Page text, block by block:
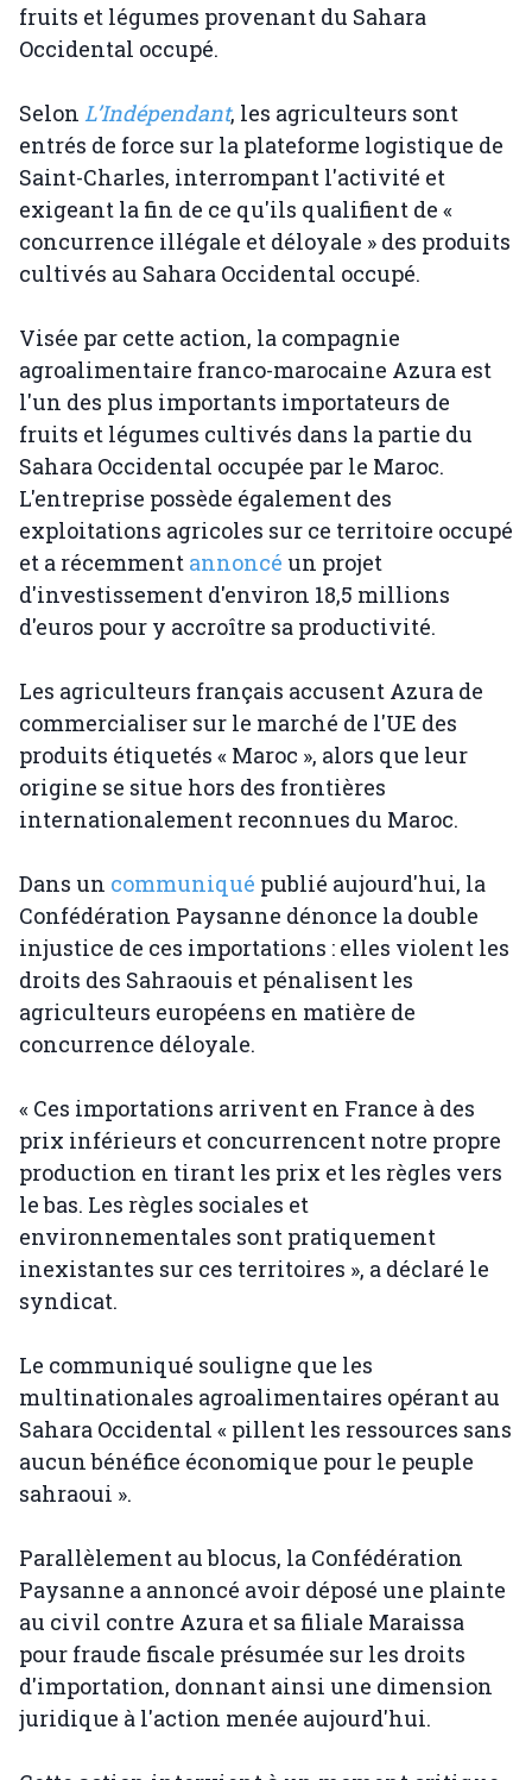
fruits et légumes provenant du Sahara
Occidental occupé.
Selon L’Indépendant, les agriculteurs sont
entrés de force sur la plateforme logistique de
Saint-Charles, interrompant l'activité et
exigeant la fin de ce qu'ils qualifient de «
concurrence illégale et déloyale » des produits
cultivés au Sahara Occidental occupé.
Visée par cette action, la compagnie
agroalimentaire franco-marocaine Azura est
l'un des plus importants importateurs de
fruits et légumes cultivés dans la partie du
Sahara Occidental occupée par le Maroc.
L'entreprise possède également des
exploitations agricoles sur ce territoire occupé
et a récemment annoncé un projet
d'investissement d'environ 18,5 millions
d'euros pour y accroître sa productivité.
Les agriculteurs français accusent Azura de
commercialiser sur le marché de l'UE des
produits étiquetés « Maroc », alors que leur
origine se situe hors des frontières
internationalement reconnues du Maroc.
Dans un communiqué publié aujourd'hui, la
Confédération Paysanne dénonce la double
injustice de ces importations : elles violent les
droits des Sahraouis et pénalisent les
agriculteurs européens en matière de
concurrence déloyale.
« Ces importations arrivent en France à des
prix inférieurs et concurrencent notre propre
production en tirant les prix et les règles vers
le bas. Les règles sociales et
environnementales sont pratiquement
inexistantes sur ces territoires », a déclaré le
syndicat.
Le communiqué souligne que les
multinationales agroalimentaires opérant au
Sahara Occidental « pillent les ressources sans
aucun bénéfice économique pour le peuple
sahraoui ».
Parallèlement au blocus, la Confédération
Paysanne a annoncé avoir déposé une plainte
au civil contre Azura et sa filiale Maraissa
pour fraude fiscale présumée sur les droits
d'importation, donnant ainsi une dimension
juridique à l'action menée aujourd'hui.